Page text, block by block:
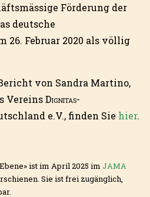
Förderung der
deutsche
26. Februar 2020 als völlig
von Sandra Martino,
VereinsDignitas-
e.V., finden Sie hier.
ist im April 2025 im JAMA
Sie ist frei zugänglich,